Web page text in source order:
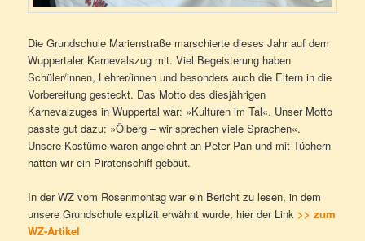
Die Grundschule Marienstraße marschierte dieses Jahr auf dem
Wuppertaler Karnevalszug mit. Viel Begeisterung haben
Schüler/innen, Lehrer/innen und besonders auch die Eltern in die
Vorbereitung gesteckt. Das Motto des diesjährigen
Karnevalzuges in Wuppertal war: »Kulturen im Tal«. Unser Motto
passte gut dazu: »Ölberg – wir sprechen viele Sprachen«.
Unsere Kostüme waren angelehnt an Peter Pan und mit Tüchern
hatten wir ein Piratenschiff gebaut.
In der WZ vom Rosenmontag war ein Bericht zu lesen, in dem
unsere Grundschule explizit erwähnt wurde, hier der Link >>zum
WZ-Artikel